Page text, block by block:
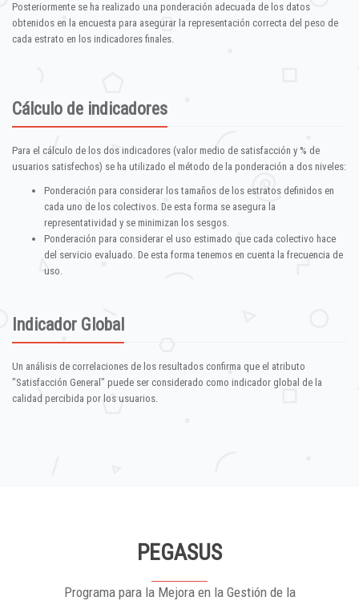
Posteriormente se ha realizado una ponderación adecuada de los datos
obtenidos en la encuesta para asegurar la representación correcta del peso de
cada estrato en los indicadores finales.
Cálculo de indicadores
Para el cálculo de los dos indicadores (valor medio de satisfacción y % de
usuarios satisfechos) se ha utilizado el método de la ponderación a dos niveles:
Ponderación para considerar los tamaños de los estratos definidos en
cada uno de los colectivos. De esta forma se asegura la
representatividad y se minimizan los sesgos.
Ponderación para considerar el uso estimado que cada colectivo hace
del servicio evaluado. De esta forma tenemos en cuenta la frecuencia de
uso.
Indicador Global
Un análisis de correlaciones de los resultados confirma que el atributo
"Satisfacción General" puede ser considerado como indicador global de la
calidad percibida por los usuarios.
PEGASUS
Programa para la Mejora en la Gestión de la